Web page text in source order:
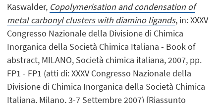
Kaswalder, Copolymerisation and condensation of
metal carbonyl clusters with diamino ligands, in: XXXV
Congresso Nazionale della Divisione di Chimica
Inorganica della Società Chimica Italiana - Book of
abstract, MILANO, Società chimica italiana, 2007, pp.
FP1 - FP1 (atti di: XXXV Congresso Nazionale della
Divisione di Chimica Inorganica della Società Chimica
Italiana, Milano, 3-7 Settembre 2007) [Riassunto